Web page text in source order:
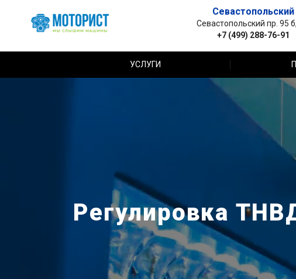
Севастопольский
Севастопольский пр. 95
+7 (499) 288-76-91
УСЛУГИ
Регулировка